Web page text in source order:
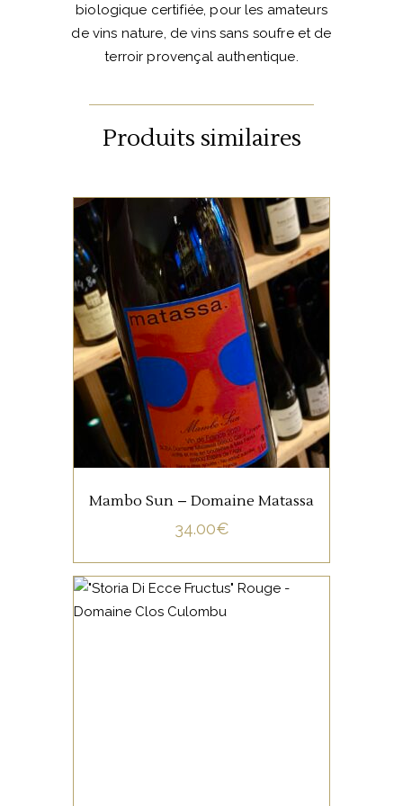
biologique certifiée, pour les amateurs
de vins nature, de vins sans soufre et de
terroir provençal authentique.
Produits similaires
VIN DE FRANCE
Cet assembage de différents
cépages du Roussillon offrira
un vin frais, souple, léger et
fruité.
AJOUTER AU PANIER
Mambo Sun – Domaine Matassa
34.00€
CORSE,VIN DE FRANCE